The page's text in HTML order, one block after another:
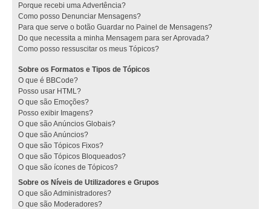
Porque recebi uma Advertência?
Como posso Denunciar Mensagens?
Para que serve o botão Guardar no Painel de Mensagens?
Do que necessita a minha Mensagem para ser Aprovada?
Como posso ressuscitar os meus Tópicos?
Sobre os Formatos e Tipos de Tópicos
O que é BBCode?
Posso usar HTML?
O que são Emoções?
Posso exibir Imagens?
O que são Anúncios Globais?
O que são Anúncios?
O que são Tópicos Fixos?
O que são Tópicos Bloqueados?
O que são ícones de Tópicos?
Sobre os Níveis de Utilizadores e Grupos
O que são Administradores?
O que são Moderadores?